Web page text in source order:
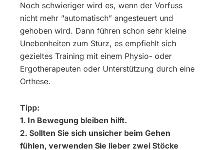
Noch schwieriger wird es, wenn der Vorfuss
nicht mehr “automatisch” angesteuert und
gehoben wird. Dann führen schon sehr kleine
Unebenheiten zum Sturz, es empfiehlt sich
gezieltes Training mit einem Physio- oder
Ergotherapeuten oder Unterstützung durch eine
Orthese.
Tipp:
1. In Bewegung bleiben hilft.
2. Sollten Sie sich unsicher beim Gehen
fühlen, verwenden Sie lieber zwei Stöcke